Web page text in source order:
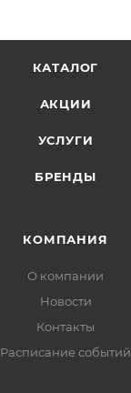
КАТАЛОГ
АКЦИИ
УСЛУГИ
БРЕНДЫ
КОМПАНИЯ
О компании
Новости
Контакты
Расписание событий